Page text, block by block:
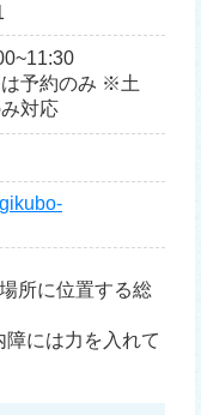
予約のみ ※土
対応
所に位置する総
には力を入れて